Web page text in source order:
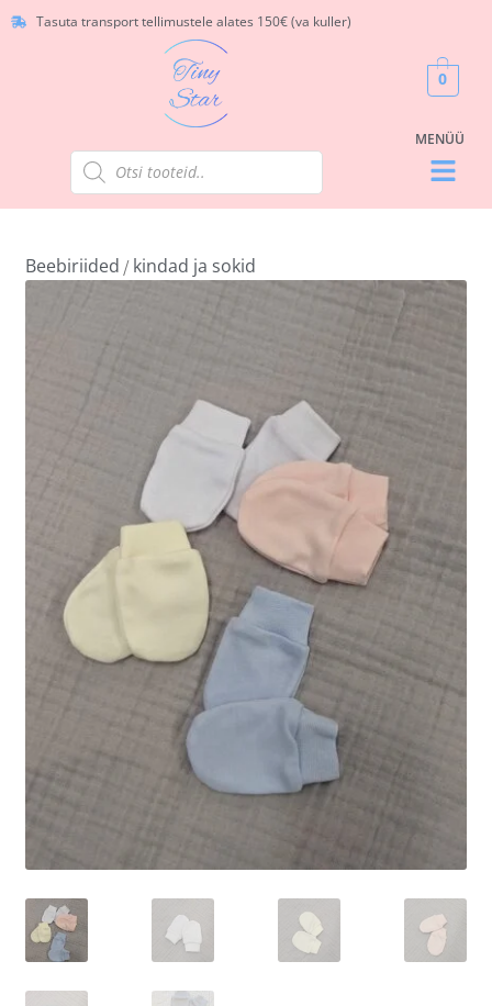
Tasuta transport tellimustele alates 150€ (va kuller)
0
Beebiriided / kindad ja sokid